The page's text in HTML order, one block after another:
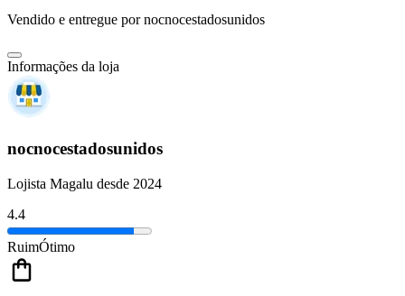
Vendido e entregue por nocnocestadosunidos
Informações da loja
nocnocestadosunidos
Lojista Magalu desde 2024
4.4
RuimÓtimo